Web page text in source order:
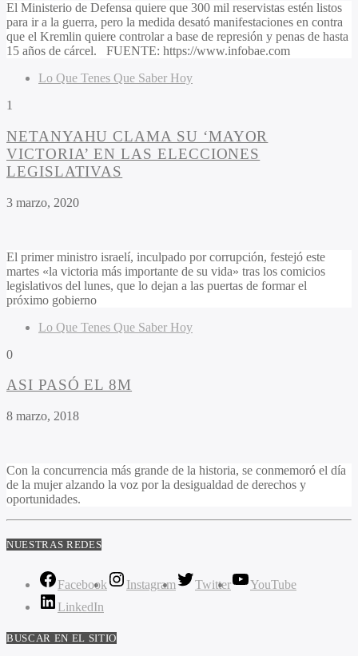
El Ministerio de Defensa quiere que 300 mil reservistas estén listos
para ir a la guerra, pero la medida desató manifestaciones en contra
que el Kremlin quiere controlar a base de represión y penas de hasta
15 años de cárcel. FUENTE: https://www.infobae.com
Lo Que Tenes Que Saber Hoy
1
NETANYAHU CLAMA SU ‘MAYOR
VICTORIA’ EN LAS ELECCIONES
LEGISLATIVAS
3 marzo, 2020
El primer ministro israelí, inculpado por corrupción, festejó este
martes «la victoria más importante de su vida» tras los comicios
legislativos del lunes, que lo dejan a las puertas de formar el
próximo gobierno
Lo Que Tenes Que Saber Hoy
0
ASI PASÓ EL 8M
8 marzo, 2018
Con la concurrencia más grande de la historia, se conmemoró el día
de la mujer alzando la voz por la desigualdad de derechos y
oportunidades.
NUESTRAS REDES
Facebook Instagram Twitter
YouTube
LinkedIn
BUSCAR EN EL SITIO